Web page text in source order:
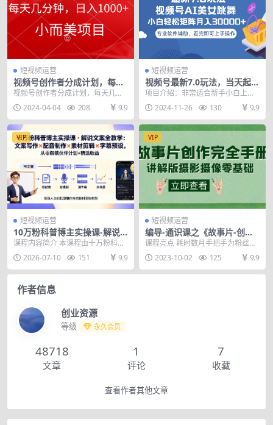
短视频运营
视频号创作者分成计划，每天
几分钟，收入1000+，小而美
项目
视频号创作者分成计划，每天几分
钟，收入1000+，小而美项目
2024-04-04 208 9.9
短视频运营
视频号最新7.0玩法，当天起号
小白也能轻松月入30000+
项目介绍：非常适合新手小白上手
操作的蓝海项目，最新玩法，流量
池巨大，当天起号，复...
2024-11-26 130 9.9
VIP
短视频运营
10万粉科普博主实操课-解说
文案全教学：文案写作×配音
零解锁伙伴计划+精选收益
课程内容简介 本课程由十万粉科普
博主利群之马打造，专注科普解说
短视频变现，核心讲...
2026-07-10 151 9.9
VIP
短视频运营
编导-通识课之《故事片-创作
完全手册》摄影摄像零基础到
课程亮点 耗时数月手把手为粉丝拆
解书中知识点，并结合自己16年的
教学实践经验，用...
2023-10-02 125 9.9
作者信息
创业资源
等级 永久会员
48718
文章
1
评论
7
收藏
查看作者其他文章